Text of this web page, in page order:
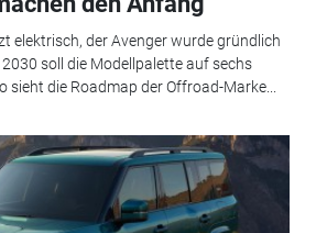
elektrisch, der Avenger wurde gründlich
soll die Modellpalette auf sechs
sieht die Roadmap der Offroad-Marke...